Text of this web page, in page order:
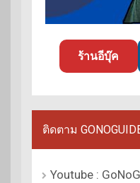
ร้านอีบุ๊ค
ติดตาม
Youtube :